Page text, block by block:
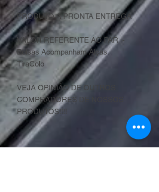
PRODUTO A PRONTA ENTREGA
VALOR REFERENTE AO PAR -
Bolsas Acompanham Alças
TiraColo
VEJA OPINIÃO DE OUTROS
COMPRADORES DE NOSSOS
PRODUTOS!!!!